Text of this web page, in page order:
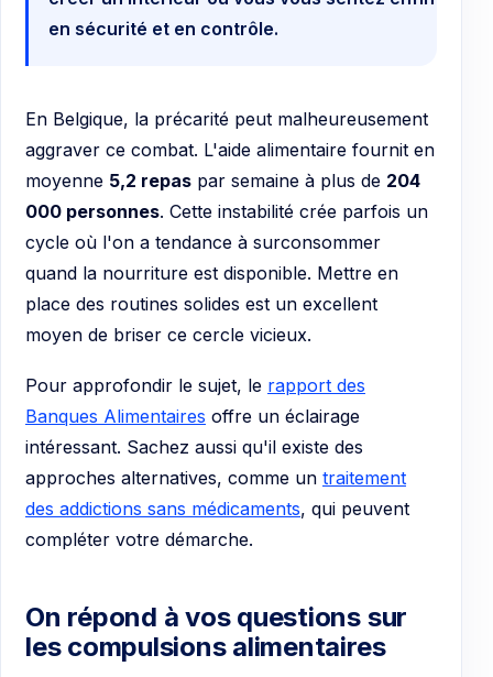
en sécurité et en contrôle.
En Belgique, la précarité peut malheureusement
aggraver ce combat. L'aide alimentaire fournit en
moyenne 5,2 repas par semaine à plus de 204
000 personnes. Cette instabilité crée parfois un
cycle où l'on a tendance à surconsommer
quand la nourriture est disponible. Mettre en
place des routines solides est un excellent
moyen de briser ce cercle vicieux.
Pour approfondir le sujet, le rapport des
Banques Alimentaires offre un éclairage
intéressant. Sachez aussi qu'il existe des
approches alternatives, comme un traitement
des addictions sans médicaments, qui peuvent
compléter votre démarche.
On répond à vos questions sur
les compulsions alimentaires